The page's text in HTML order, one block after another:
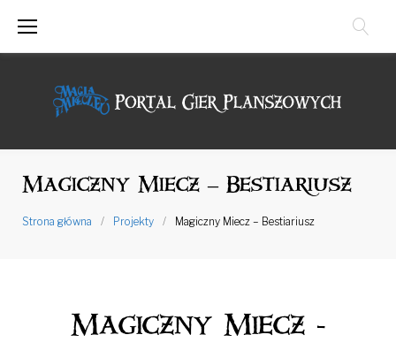
Magiczny Miecz – Bestiariusz
Strona główna / Projekty / Magiczny Miecz – Bestiariusz
Magiczny Miecz -